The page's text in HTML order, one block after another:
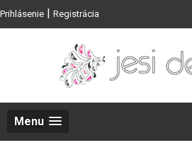
Prihlásenie | Registrácia
Menu